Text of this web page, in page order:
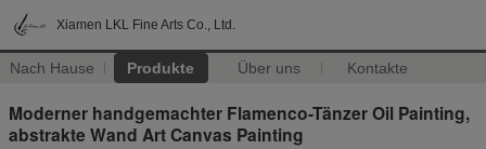
Xiamen LKL Fine Arts Co., Ltd.
Nach Hause Produkte Über uns Kontakte
Moderner handgemachter Flamenco-Tänzer Oil Painting,
abstrakte Wand Art Canvas Painting